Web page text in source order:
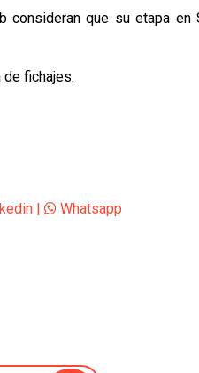
que su etapa
fichajes.
| Whatsapp